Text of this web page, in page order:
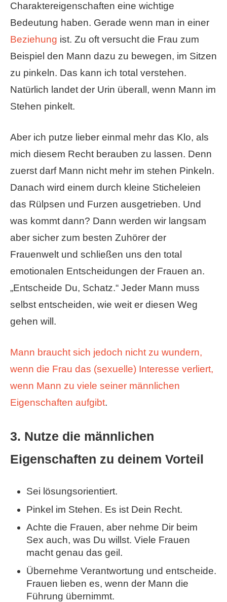
Charaktereigenschaften eine wichtige
Bedeutung haben. Gerade wenn man in einer
Beziehung ist. Zu oft versucht die Frau zum
Beispiel den Mann dazu zu bewegen, im Sitzen
zu pinkeln. Das kann ich total verstehen.
Natürlich landet der Urin überall, wenn Mann im
Stehen pinkelt.
Aber ich putze lieber einmal mehr das Klo, als
mich diesem Recht berauben zu lassen. Denn
zuerst darf Mann nicht mehr im stehen Pinkeln.
Danach wird einem durch kleine Sticheleien
das Rülpsen und Furzen ausgetrieben. Und
was kommt dann? Dann werden wir langsam
aber sicher zum besten Zuhörer der
Frauenwelt und schließen uns den total
emotionalen Entscheidungen der Frauen an.
„Entscheide Du, Schatz.“ Jeder Mann muss
selbst entscheiden, wie weit er diesen Weg
gehen will.
Mann braucht sich jedoch nicht zu wundern,
wenn die Frau das (sexuelle) Interesse verliert,
wenn Mann zu viele seiner männlichen
Eigenschaften aufgibt.
3. Nutze die männlichen
Eigenschaften zu deinem Vorteil
Sei lösungsorientiert.
Pinkel im Stehen. Es ist Dein Recht.
Achte die Frauen, aber nehme Dir beim
Sex auch, was Du willst. Viele Frauen
macht genau das geil.
Übernehme Verantwortung und entscheide.
Frauen lieben es, wenn der Mann die
Führung übernimmt.